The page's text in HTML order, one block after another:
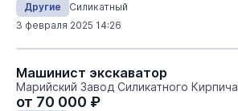
Другие
Силикатный
3 февраля 2025 14:26
Машинист экскаватор
Марийский Завод Силикатного Кирпича
от 70 000 ₽